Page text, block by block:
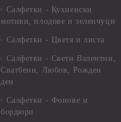
Салфетки - Кухненски
мотиви, плодове и зеленчуци
Салфетки - Цветя и листа
Салфетки - Свети Валентин,
Сватбени, Любов, Рожден
ден
Салфетки - Фонове и
бордюри